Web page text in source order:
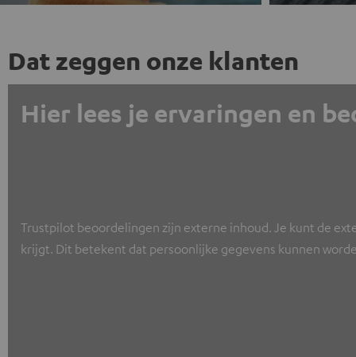
Dat zeggen onze klanten
Hier lees je ervaringen en
Trustpilot beoordelingen zijn externe inhoud. Je kunt de
krijgt. Dit betekent dat persoonlijke gegevens kunnen